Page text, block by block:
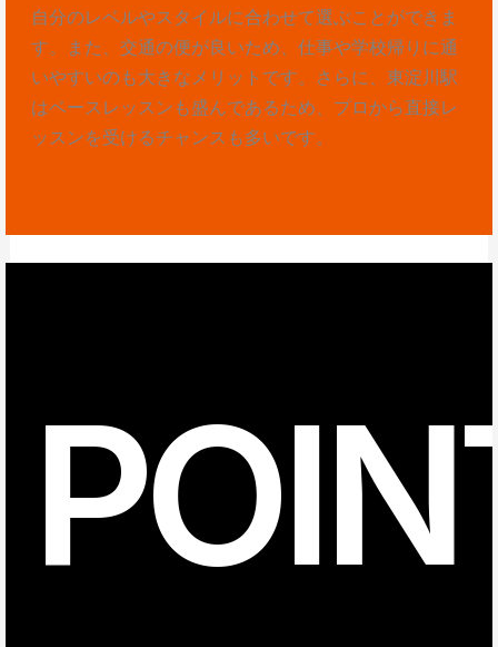
自分のレベルやスタイルに合わせて選ぶことができま
す。また、交通の便が良いため、仕事や学校帰りに通
いやすいのも大きなメリットです。さらに、東淀川駅
はベースレッスンも盛んであるため、プロから直接レ
ッスンを受けるチャンスも多いです。